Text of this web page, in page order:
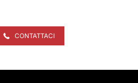
CONTATTACI